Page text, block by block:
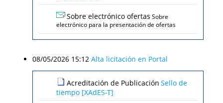
Sobre electrónico ofertas Sobre
electrónico para la presentación de ofertas
08/05/2026 15:12 Alta licitación en Portal
Acreditación de Publicación Sello de
tiempo [XAdES-T]